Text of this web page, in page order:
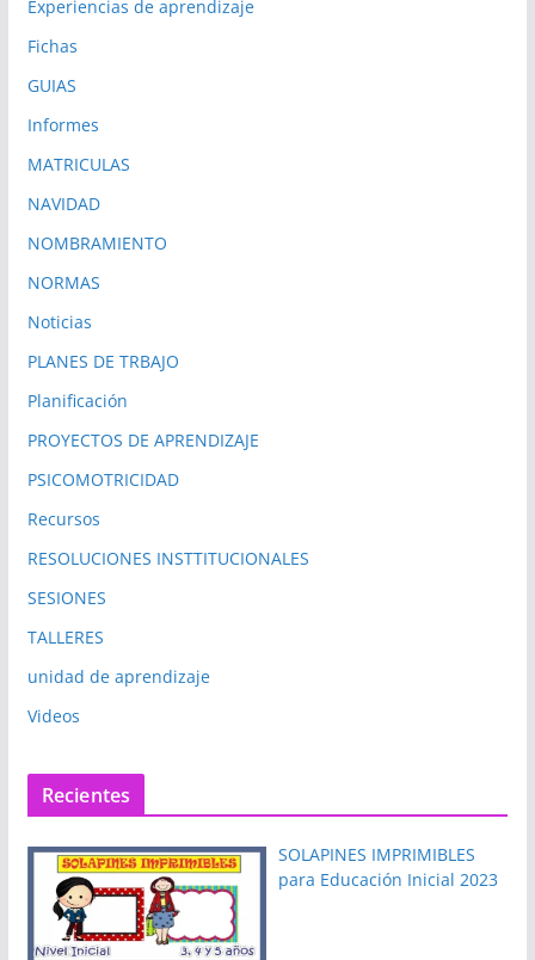
Experiencias de aprendizaje
Fichas
GUIAS
Informes
MATRICULAS
NAVIDAD
NOMBRAMIENTO
NORMAS
Noticias
PLANES DE TRBAJO
Planificación
PROYECTOS DE APRENDIZAJE
PSICOMOTRICIDAD
Recursos
RESOLUCIONES INSTTITUCIONALES
SESIONES
TALLERES
unidad de aprendizaje
Videos
Recientes
SOLAPINES IMPRIMIBLES
para Educación Inicial 2023